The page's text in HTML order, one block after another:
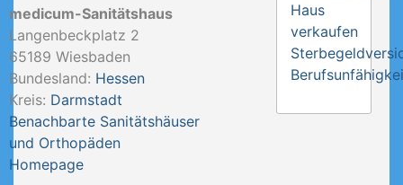
medicum-Sanitätshaus
Langenbeckplatz 2
65189 Wiesbaden
Bundesland: Hessen
Kreis: Darmstadt
Benachbarte Sanitätshäuser
und Orthopäden
Homepage
Haus
verkaufen